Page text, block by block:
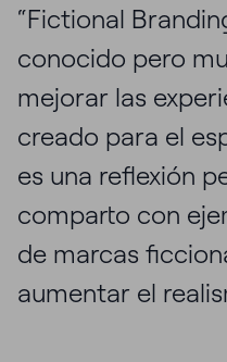
“Fictional
conocido pero
mejorar las
creado para el
es una reflexión
comparto con
de marcas
aumentar el